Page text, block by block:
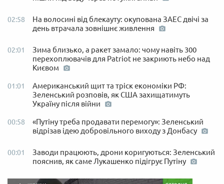
02:58
На волосині від блекауту: окупована ЗАЕС двічі за
день втрачала зовнішнє живлення
02:01
Зима близько, а ракет замало: чому навіть 300
перехоплювачів для Patriot не закриють небо над
Києвом
01:01
Американський щит та тріск економіки РФ:
Зеленський розповів, як США захищатимуть
Україну після війни
00:58
«Путіну треба продавати перемогу»: Зеленський
відрізав ідею добровільного виходу з Донбасу
00:01
Заводи працюють, дрони коригуються: Зеленський
пояснив, як саме Лукашенко підігрує Путіну